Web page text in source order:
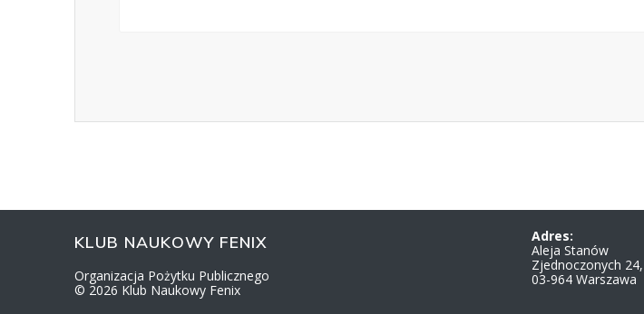
KLUB NAUKOWY FENIX
Organizacja Pożytku Publicznego
© 2026 Klub Naukowy Fenix
Adres:
Aleja Stanów
Zjednoczonych 24,
03-964 Warszawa